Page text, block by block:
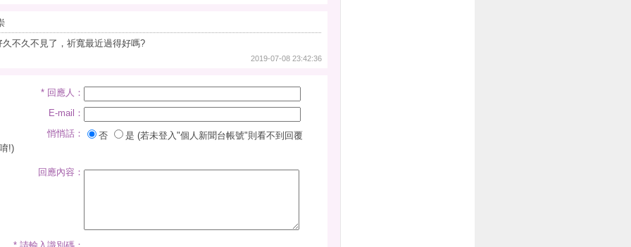
久不久不見了，祈寬最近過得好嗎?
2019-07-08 23:42:36
* 回應人：
E-mail：
悄悄話：
否
是 (若未登入"個人新聞台帳號"則看不到回覆
唷!)
回應內容：